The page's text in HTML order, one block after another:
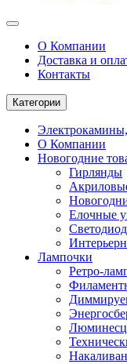
О Компании
Доставка и
Контакты
Категории
О Компании
Новогодние
Гирлянды
Елочные
Лампочки
Ретро-